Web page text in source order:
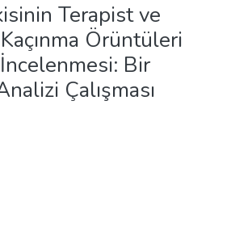
Terapist ve
Kaçınma Örüntüleri
İncelenmesi: Bir
Çalışması